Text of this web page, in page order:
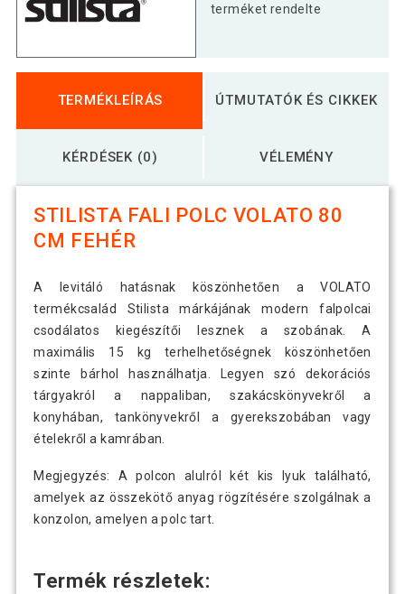
STILISTA® Fali polc Volato 90 cm
fehér
terméket rendelte
TERMÉKLEÍRÁS ÚTMUTATÓK ÉS CIKKEK
KÉRDÉSEK (0) VÉLEMÉNY
STILISTA FALI POLC VOLATO 80
CM FEHÉR
A levitáló hatásnak köszönhetően a VOLATO
termékcsalád Stilista márkájának modern falpolcai
csodálatos kiegészítői lesznek a szobának. A
maximális 15 kg terhelhetőségnek köszönhetően
szinte bárhol használhatja. Legyen szó dekorációs
tárgyakról a nappaliban, szakácskönyvekről a
konyhában, tankönyvekről a gyerekszobában vagy
ételekről a kamrában.
Megjegyzés: A polcon alulról két kis lyuk található,
amelyek az összekötő anyag rögzítésére szolgálnak a
konzolon, amelyen a polc tart.
Termék részletek: